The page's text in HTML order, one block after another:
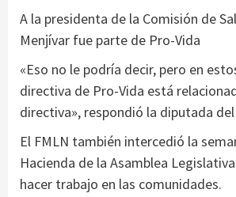
A la presidenta de la Comisión de
Menjívar fue parte de Pro-Vida
«Eso no le podría decir, pero en
directiva de Pro-Vida está
directiva», respondió la diputada del
El FMLN también intercedió la
Hacienda de la Asamblea
hacer trabajo en las comunidades.